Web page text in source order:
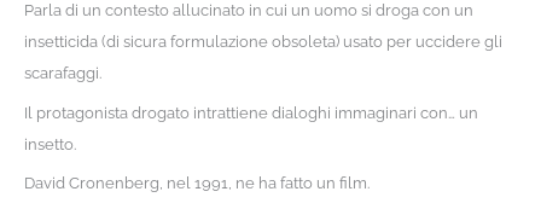
Parla di un contesto allucinato in cui un uomo si droga con un
insetticida (di sicura formulazione obsoleta) usato per uccidere gli
scarafaggi.
Il protagonista drogato intrattiene dialoghi immaginari con… un
insetto.
David Cronenberg, nel 1991, ne ha fatto un film.